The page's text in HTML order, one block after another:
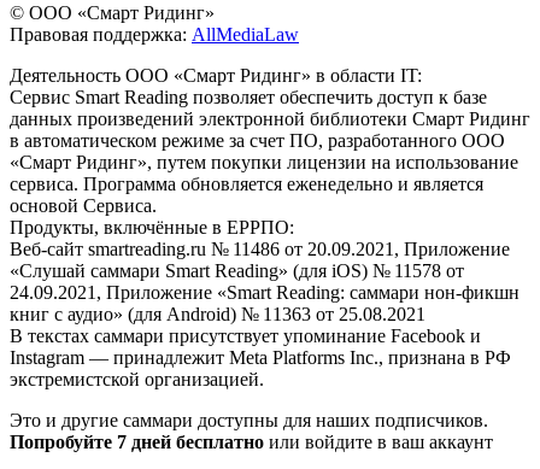
© ООО «Смарт Ридинг»
Правовая поддержка: AllMediaLaw
Деятельность ООО «Смарт Ридинг» в области IT:
Сервис Smart Reading позволяет обеспечить доступ к базе
данных произведений электронной библиотеки Смарт Ридинг
в автоматическом режиме за счет ПО, разработанного ООО
«Смарт Ридинг», путем покупки лицензии на использование
сервиса. Программа обновляется еженедельно и является
основой Сервиса.
Продукты, включённые в ЕРРПО:
Веб-сайт smartreading.ru № 11486 от 20.09.2021, Приложение
«Слушай саммари Smart Reading» (для iOS) № 11578 от
24.09.2021, Приложение «Smart Reading: саммари нон-фикшн
книг с аудио» (для Android) № 11363 от 25.08.2021
В текстах саммари присутствует упоминание Facebook и
Instagram — принадлежит Meta Platforms Inc., признана в РФ
экстремистской организацией.
Это и другие саммари доступны для наших подписчиков.
Попробуйте 7 дней бесплатно или войдите в ваш аккаунт